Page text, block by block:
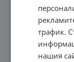
трафик.
нашия